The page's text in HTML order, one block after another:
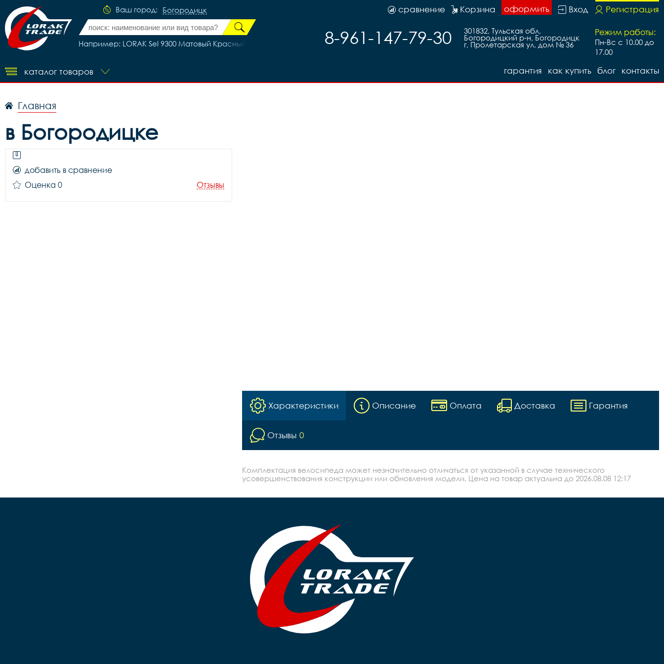
Ваш город: Богородицк
Например: LORAK Sel 9300 Матовый Красный/Серый 20р (на рост 175-185)
Регистрация
Вход
оформить
Корзина
сравнение
Режим работы:
Пн-Вс с 10.00 до
17.00
301832, Тульская обл,
Богородицкий р-н, Богородицк
г, Пролетарская ул, дом № 36
8-961-147-79-30
каталог товаров контакты
блог
как купить
гарантия
Главная
в Богородицке
добавить в сравнение
Оценка 0
Отзывы
Характеристики Описание Оплата Доставка Гарантия
Отзывы 0
Комплектация велосипеда может незначительно отличаться от указанной в случае технического
усовершенствования конструкции или обновления модели. Цена на товар актуальна до 2026.08.08 12:17